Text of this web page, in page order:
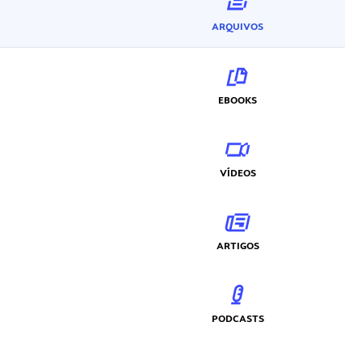
ARQUIVOS
EBOOKS
VÍDEOS
ARTIGOS
PODCASTS